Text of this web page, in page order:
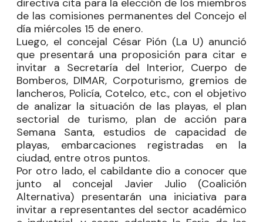
directiva cita para la elección de los miembros
de las comisiones permanentes del Concejo el
día miércoles 15 de enero.
Luego, el concejal César Pión (La U) anunció
que presentará una proposición para citar e
invitar a Secretaría del Interior, Cuerpo de
Bomberos, DIMAR, Corpoturismo, gremios de
lancheros, Policía, Cotelco, etc., con el objetivo
de analizar la situación de las playas, el plan
sectorial de turismo, plan de acción para
Semana Santa, estudios de capacidad de
playas, embarcaciones registradas en la
ciudad, entre otros puntos.
Por otro lado, el cabildante dio a conocer que
junto al concejal Javier Julio (Coalición
Alternativa) presentarán una iniciativa para
invitar a representantes del sector académico